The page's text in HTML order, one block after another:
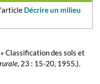
Décrire un milieu
Classification des sols et
, 23 : 15-20, 1955.).